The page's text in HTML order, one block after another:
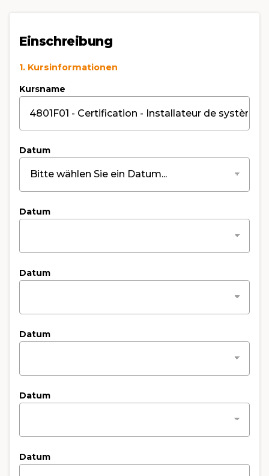
Einschreibung
1. Kursinformationen
Kursname
Datum
Datum
Datum
Datum
Datum
Datum